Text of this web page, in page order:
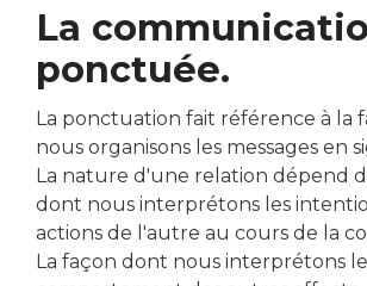
La
ponctuée.
La ponctuation fait référence à la
nous organisons les messages en
La nature d'une relation dépend
dont nous interprétons les
actions de l'autre au cours de la
La façon dont nous interprétons le